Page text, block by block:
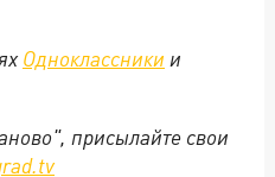
Одноклассники и
присылайте свои